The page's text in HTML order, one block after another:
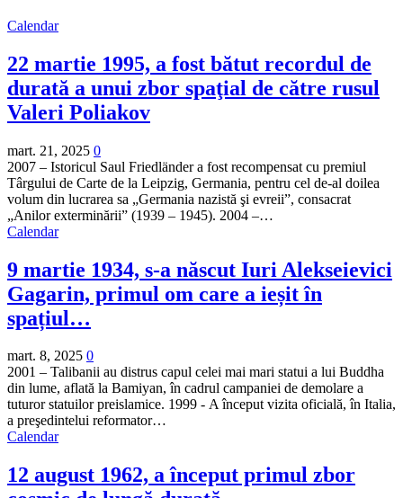
Calendar
22 martie 1995, a fost bătut recordul de
durată a unui zbor spaţial de către rusul
Valeri Poliakov
mart. 21, 2025 0
2007 – Istoricul Saul Friedländer a fost recompensat cu premiul
Târgului de Carte de la Leipzig, Germania, pentru cel de-al doilea
volum din lucrarea sa „Germania nazistă şi evreii”, consacrat
„Anilor exterminării” (1939 – 1945). 2004 –…
Calendar
9 martie 1934, s-a născut Iuri Alekseievici
Gagarin, primul om care a ieșit în
spațiul…
mart. 8, 2025 0
2001 – Talibanii au distrus capul celei mai mari statui a lui Buddha
din lume, aflată la Bamiyan, în cadrul campaniei de demolare a
tuturor statuilor preislamice. 1999 - A început vizita oficială, în Italia,
a preşedintelui reformator…
Calendar
12 august 1962, a început primul zbor